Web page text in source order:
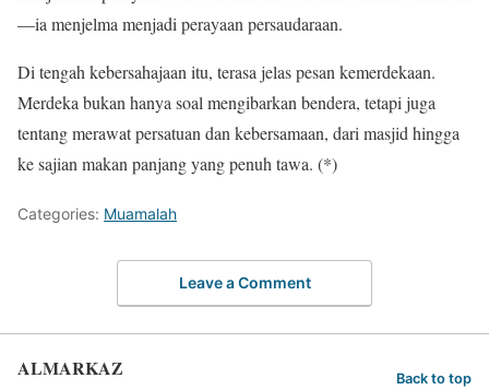
—ia menjelma menjadi perayaan persaudaraan.
Di tengah kebersahajaan itu, terasa jelas pesan kemerdekaan.
Merdeka bukan hanya soal mengibarkan bendera, tetapi juga
tentang merawat persatuan dan kebersamaan, dari masjid hingga
ke sajian makan panjang yang penuh tawa. (*)
Categories: Muamalah
Leave a Comment
ALMARKAZ Back to top